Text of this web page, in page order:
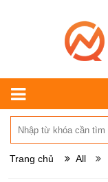
Trang chủ All